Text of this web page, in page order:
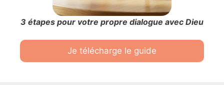
3 étapes pour votre propre dialogue avec Dieu
Je télécharge le guide